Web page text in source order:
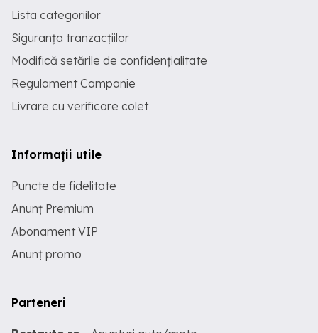
Lista categoriilor
Siguranța tranzacțiilor
Modifică setările de confidențialitate
Regulament Campanie
Livrare cu verificare colet
Informații utile
Puncte de fidelitate
Anunț Premium
Abonament VIP
Anunț promo
Parteneri